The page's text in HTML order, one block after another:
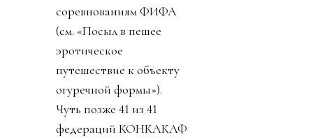
соревнованиям ФИФА
(см. «Посыл в пешее
эротическое
путешествие к объекту
огуречной формы»).
Чуть позже 41 из 41
федераций КОНКАКАФ